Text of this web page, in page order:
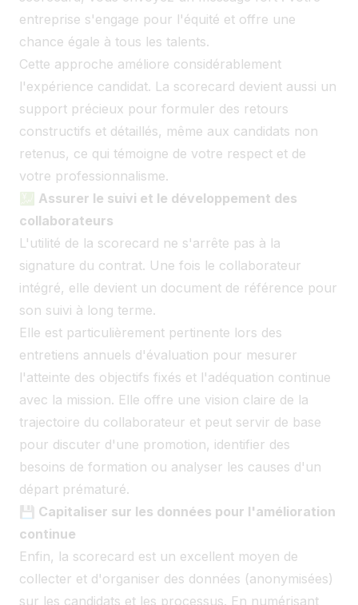
entreprise s'engage pour l'équité et offre une
chance égale à tous les talents.
Cette approche améliore considérablement
l'expérience candidat. La scorecard devient aussi un
support précieux pour formuler des retours
constructifs et détaillés, même aux candidats non
retenus, ce qui témoigne de votre respect et de
votre professionnalisme.
💹 Assurer le suivi et le développement des
collaborateurs
L'utilité de la scorecard ne s'arrête pas à la
signature du contrat. Une fois le collaborateur
intégré, elle devient un document de référence pour
son suivi à long terme.
Elle est particulièrement pertinente lors des
entretiens annuels d'évaluation pour mesurer
l'atteinte des objectifs fixés et l'adéquation continue
avec la mission. Elle offre une vision claire de la
trajectoire du collaborateur et peut servir de base
pour discuter d'une promotion, identifier des
besoins de formation ou analyser les causes d'un
départ prématuré.
💾 Capitaliser sur les données pour l'amélioration
continue
Enfin, la scorecard est un excellent moyen de
collecter et d'organiser des données (anonymisées)
sur les candidats et les processus. En numérisant